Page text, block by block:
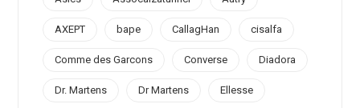
AXEPT bape CallagHan cisalfa
Comme des Garcons Converse Diadora
Dr. Martens Dr Martens Ellesse